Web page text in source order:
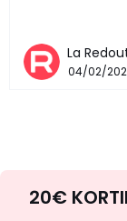
La
04/02/
20€